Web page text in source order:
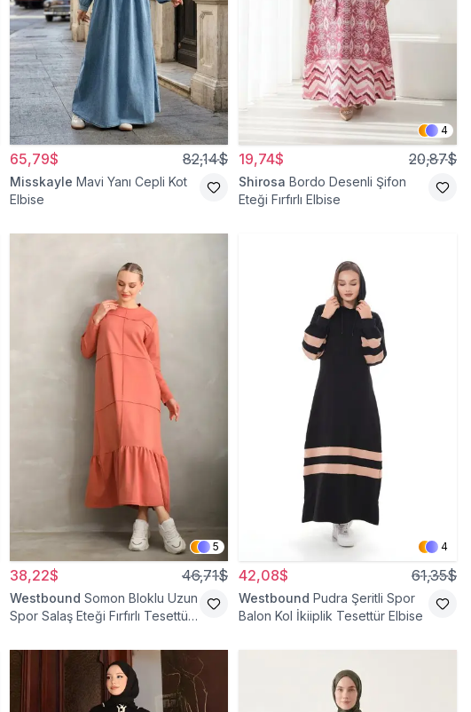
65,79$ 82,14$
Misskayle Mavi Yanı Cepli Kot
Elbise
4
19,74$ 20,87$
Shirosa Bordo Desenli Şifon
Eteği Fırfırlı Elbise
5
38,22$ 46,71$
Westbound Somon Bloklu Uzun
Spor Salaş Eteği Fırfırlı Tesettür
4
42,08$ 61,35$
Westbound Pudra Şeritli Spor
Balon Kol İkiiplik Tesettür Elbise